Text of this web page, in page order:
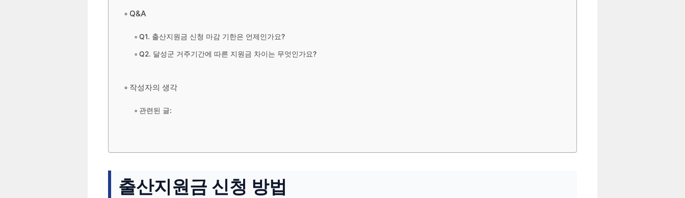
Q&A
Q1. 출산지원금 신청 마감 기한은 언제인가요?
Q2. 달성군 거주기간에 따른 지원금 차이는 무엇인가요?
작성자의 생각
관련된 글:
출산지원금 신청 방법